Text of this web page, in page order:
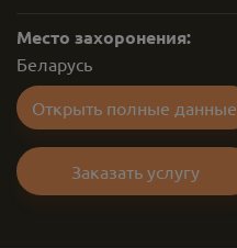
Место захоронения:
Беларусь
Открыть полные данные
Заказать услугу